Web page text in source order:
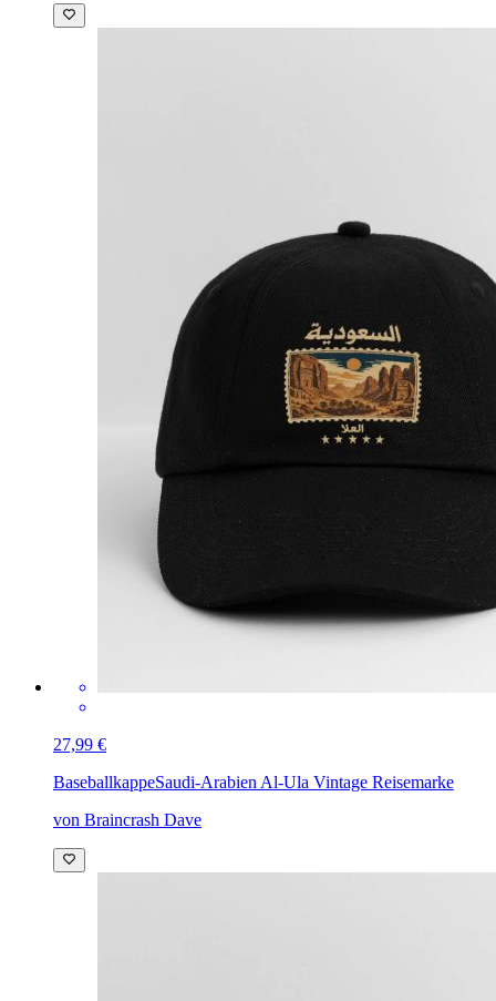
27,99 €
BaseballkappeSaudi-Arabien Al-Ula Vintage Reisemarke
von Braincrash Dave